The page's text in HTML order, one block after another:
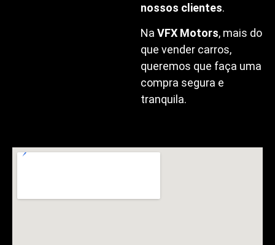
nossos clientes.
NaVFX Motors, mais do
que vender carros,
queremos que faça uma
compra segura e
tranquila.